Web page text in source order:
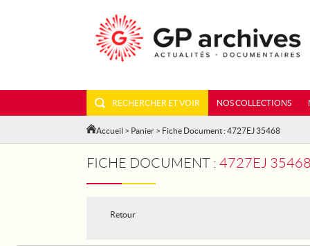
RECHERCHER ET VOIR NOS COLLECTIONS
Accueil > Panier > Fiche Document : 4727EJ 35468
FICHE DOCUMENT : 4727EJ 35468 -
Retour